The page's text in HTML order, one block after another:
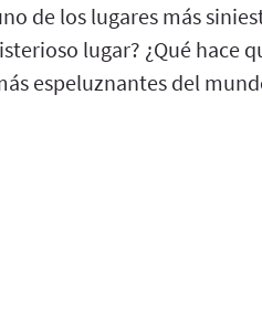
de los lugares más
lugar? ¿Qué hace
espeluznantes del